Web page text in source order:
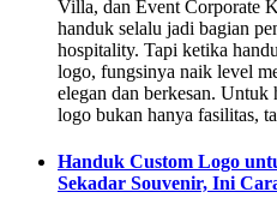
Villa, dan Event Corporate
handuk selalu jadi bagian
hospitality. Tapi ketika
logo, fungsinya naik level
elegan dan berkesan.
logo bukan hanya fasilitas,
Handuk Custom Logo
Sekadar Souvenir, Ini